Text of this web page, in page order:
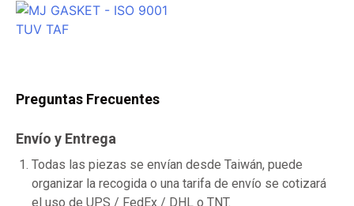
Preguntas Frecuentes
Envío y Entrega
Todas las piezas se envían desde Taiwán, puede
organizar la recogida o una tarifa de envío se cotizará
el uso de UPS / FedEx / DHL o TNT.